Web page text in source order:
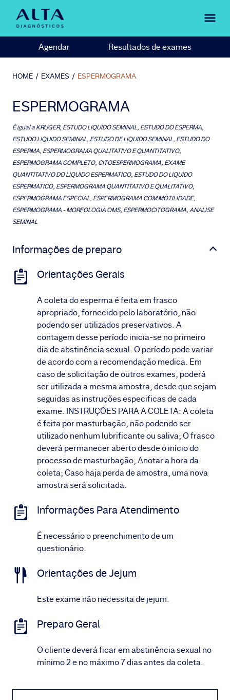
Agendar Resultados de exames
HOME / EXAMES / ESPERMOGRAMA
ESPERMOGRAMA
É igual aKRUGER, ESTUDO LIQUIDO SEMINAL, ESTUDO DO ESPERMA,
ESTUDO LIQUIDO SEMINAL, ESTUDO DE LIQUIDO SEMINAL, ESTUDO DO
ESPERMA, ESPERMOGRAMA QUALITATIVO E QUANTITATIVO,
ESPERMOGRAMA COMPLETO, CITOESPERMOGRAMA, EXAME
QUANTITATIVO DO LIQUIDO ESPERMATICO, ESTUDO DO LIQUIDO
ESPERMATICO, ESPERMOGRAMA QUANTITATIVO E QUALITATIVO,
ESPERMOGRAMA ESPECIAL, ESPERMOGRAMA COM MOTILIDADE,
ESPERMOGRAMA - MORFOLOGIA OMS, ESPERMOCITOGRAMA, ANALISE
SEMINAL
Informações de preparo
Orientações Gerais
A coleta do esperma é feita em frasco
apropriado, fornecido pelo laboratório, não
podendo ser utilizados preservativos. A
contagem desse período inicia-se no primeiro
dia de abstinência sexual. O período pode variar
de acordo com a recomendação medica. Em
caso de solicitação de outros exames, poderá
ser utilizada a mesma amostra, desde que sejam
seguidas as instruções especificas de cada
exame. INSTRUÇÕES PARA A COLETA: A coleta
é feita por masturbação, não podendo ser
utilizado nenhum lubrificante ou saliva; O frasco
deverá permanecer aberto desde o início do
processo de masturbação; Anotar a hora da
coleta; Caso haja perda de amostra, uma nova
amostra será solicitada.
Informações Para Atendimento
É necessário o preenchimento de um
questionário.
Orientações de Jejum
Este exame não necessita de jejum.
Preparo Geral
O cliente deverá ficar em abstinência sexual no
mínimo 2 e no máximo 7 dias antes da coleta.